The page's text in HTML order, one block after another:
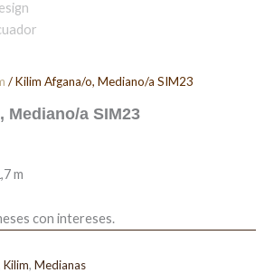
/ Kilim Afgana/o, Mediano/a SIM23
Mediano/a SIM23
m
con intereses.
Kilim, Medianas